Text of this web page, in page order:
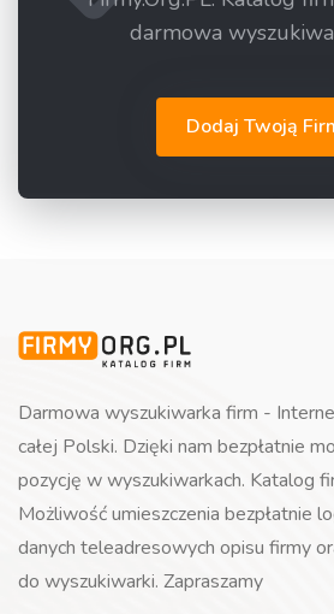
darmowa
Dodaj Twoją
Darmowa wyszukiwarka firm -
całej Polski. Dzięki nam bezpłatnie
pozycję w wyszukiwarkach. Katalog
Możliwość umieszczenia bezpłatnie
danych teleadresowych opisu firmy
do wyszukiwarki. Zapraszamy